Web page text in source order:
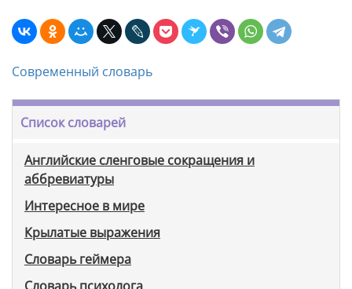
Современный словарь
Список словарей
Английские сленговые сокращения и
аббревиатуры
Интересное в мире
Крылатые выражения
Словарь геймера